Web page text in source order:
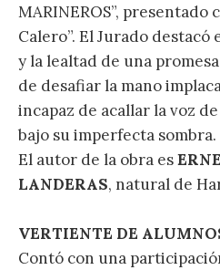
MARINEROS”, presentado
Calero”. El Jurado
y la lealtad de una
de desafiar la mano
incapaz de acallar la voz
bajo su imperfecta sombra.
El autor de la obra es
LANDERAS, natural de
VERTIENTE DE
Contó con una